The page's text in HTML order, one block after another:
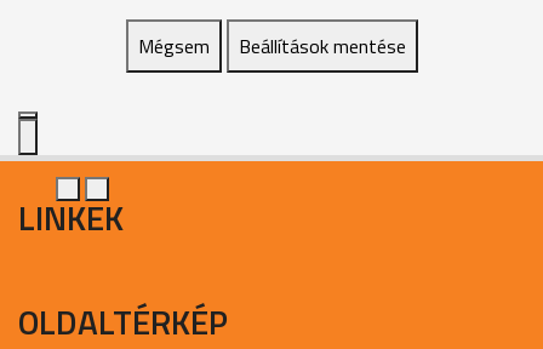
Mégsem Beállítások mentése
LINKEK
OLDALTÉRKÉP